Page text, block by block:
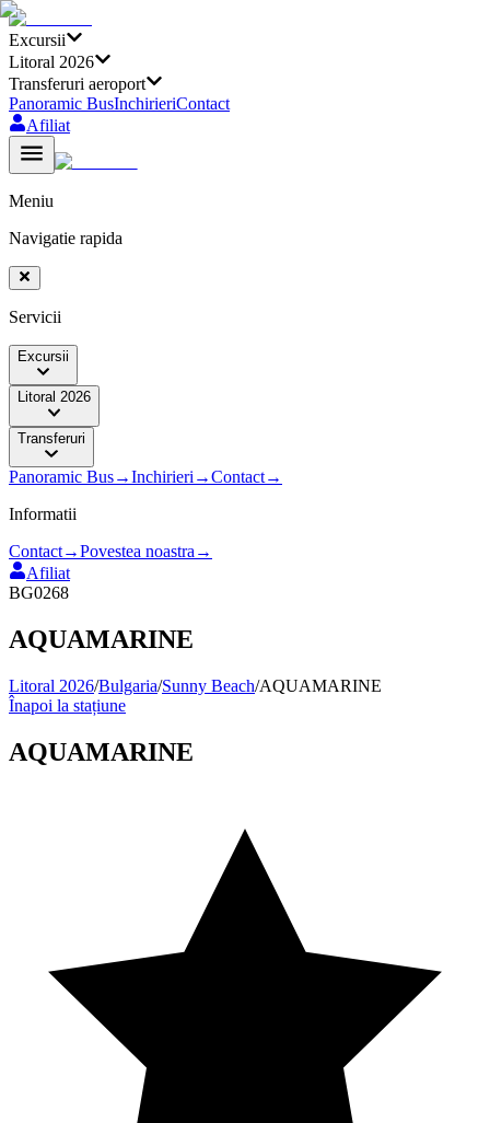
Excursii
Litoral 2026
Transferuri aeroport
Panoramic BusInchirieriContact
Afiliat
Meniu
Navigatie rapida
Servicii
Excursii
Litoral 2026
Transferuri
Panoramic Bus→Inchirieri →Contact→
Informatii
Contact→Povestea noastra →
Afiliat
BG0268
AQUAMARINE
Litoral 2026/Bulgaria/Sunny Beach/AQUAMARINE
Înapoi la stațiune
AQUAMARINE